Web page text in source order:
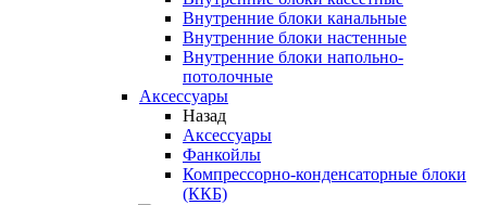
Внутренние блоки канальные
Внутренние блоки настенные
Внутренние блоки напольно-
потолочные
Аксессуары
Назад
Аксессуары
Фанкойлы
Компрессорно-конденсаторные блоки
(ККБ)